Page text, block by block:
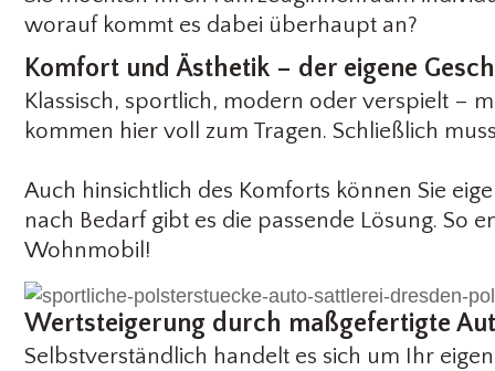
worauf kommt es dabei überhaupt an?
Komfort und Ästhetik – der eigene
Klassisch, sportlich, modern oder verspielt –
kommen hier voll zum Tragen. Schließlich
Auch hinsichtlich des Komforts können Sie
nach Bedarf gibt es die passende Lösung. So
Wohnmobil!
Wertsteigerung durch maßgefertigte
Selbstverständlich handelt es sich um Ihr